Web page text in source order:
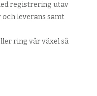
registrering utav
leverans samt
ring vår växel så